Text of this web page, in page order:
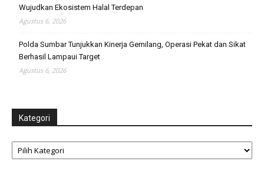
Wujudkan Ekosistem Halal Terdepan
Agustus 6, 2026
Polda Sumbar Tunjukkan Kinerja Gemilang, Operasi Pekat dan Sikat
Berhasil Lampaui Target
Agustus 6, 2026
Kategori
Kategori